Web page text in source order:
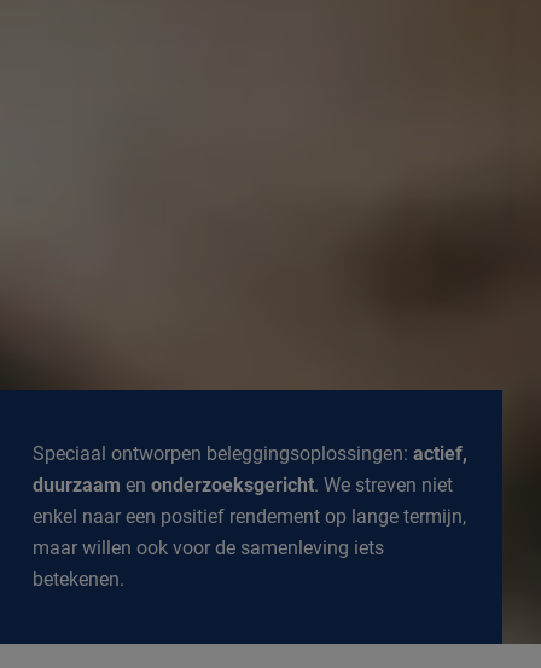
Speciaal ontworpen beleggingsoplossingen: actief,
duurzaam en onderzoeksgericht. We streven niet
enkel naar een positief rendement op lange termijn,
maar willen ook voor de samenleving iets
betekenen.